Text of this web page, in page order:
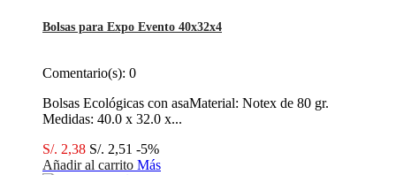
Bolsas para Expo Evento 40x32x4
Comentario(s): 0
Bolsas Ecológicas con asaMaterial: Notex de 80 gr.
Medidas: 40.0 x 32.0 x...
S/. 2,38 S/. 2,51 -5%
Añadir al carrito Más